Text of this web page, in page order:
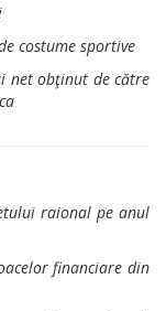
costume sportive
net obţinut de către
raional pe anul
financiare din